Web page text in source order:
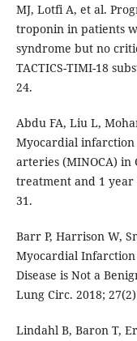
MJ, Lotfi A, et al.
troponin in patients
syndrome but no
TACTICS-TIMI-18
24.
Abdu FA, Liu L,
Myocardial
arteries (MINOCA) in
treatment and 1 year
31.
Barr P, Harrison W,
Myocardial
Disease is Not a
Lung Circ. 2018;
Lindahl B, Baron T,